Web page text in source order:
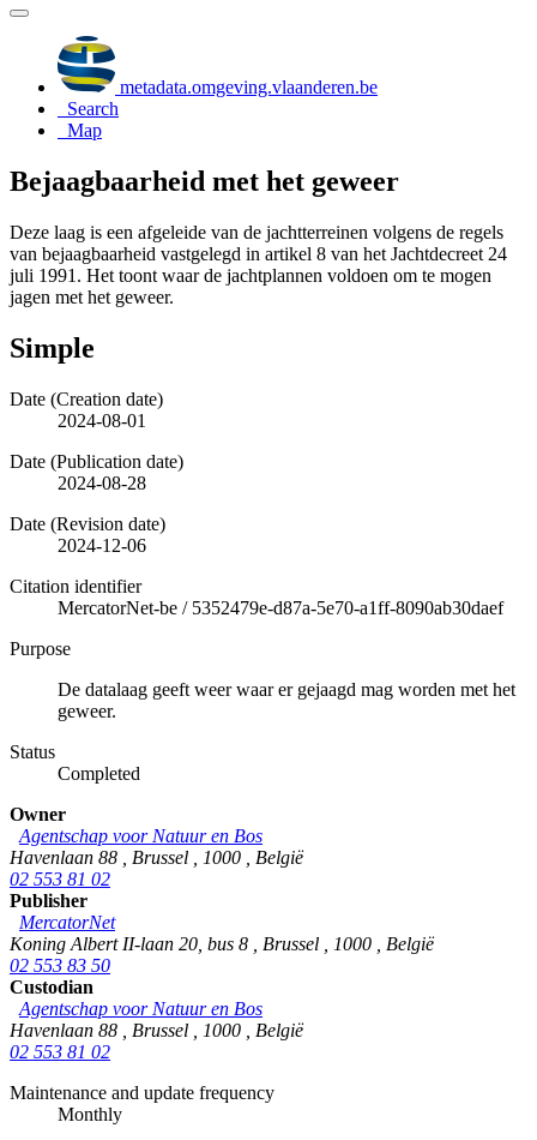
metadata.omgeving.vlaanderen.be
Search
Map
Bejaagbaarheid met het geweer
Deze laag is een afgeleide van de jachtterreinen volgens de regels
van bejaagbaarheid vastgelegd in artikel 8 van het Jachtdecreet 24
juli 1991. Het toont waar de jachtplannen voldoen om te mogen
jagen met het geweer.
Simple
Date (Creation date)
2024-08-01
Date (Publication date)
2024-08-28
Date (Revision date)
2024-12-06
Citation identifier
MercatorNet-be / 5352479e-d87a-5e70-a1ff-8090ab30daef
Purpose
De datalaag geeft weer waar er gejaagd mag worden met het
geweer.
Status
Completed
Owner
Agentschap voor Natuur en Bos
Havenlaan 88
Brussel 1000
België
02 553 81 02
Publisher
MercatorNet
Koning Albert II-laan 20, bus 8
Brussel 1000
België
02 553 83 50
Custodian
Agentschap voor Natuur en Bos
Havenlaan 88
Brussel 1000
België
02 553 81 02
Maintenance and update frequency
Monthly